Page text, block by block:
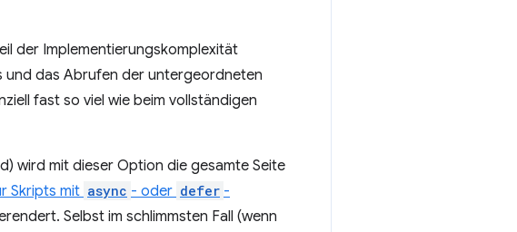
der Implementierungskomplexität
und das Abrufen der untergeordneten
fast so viel wie beim vollständigen
wird mit dieser Option die gesamte Seite
Skripts mit async - oder defer -
Selbst im schlimmsten Fall (wenn